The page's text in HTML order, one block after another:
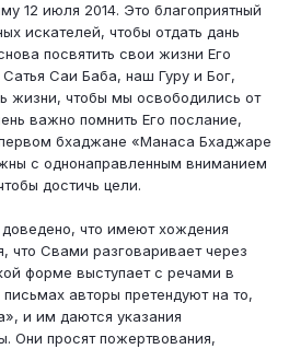
12 июля 2014. Это благоприятный
искателей, чтобы отдать дань
посвятить свои жизни Его
Саи Баба, наш Гуру и Бог,
жизни, чтобы мы освободились от
важно помнить Его послание,
бхаджане «Манаса Бхаджаре
с однонаправленным вниманием
достичь цели.
что имеют хождения
что Свами разговаривает через
форме выступает с речами в
авторы претендуют на то,
и им даются указания
Они просят пожертвования,